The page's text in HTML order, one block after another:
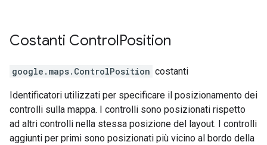
Costanti ControlPosition
google.maps. ControlPosition costanti
Identificatori utilizzati per specificare il posizionamento dei
controlli sulla mappa. I controlli sono posizionati rispetto
ad altri controlli nella stessa posizione del layout. I controlli
aggiunti per primi sono posizionati più vicino al bordo della